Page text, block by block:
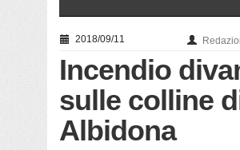
2018/09/11
Incendio
sulle colline
Albidona